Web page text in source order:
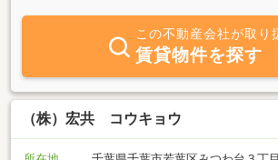
などのご相談も承っております。
この不動産会社が取り
賃貸物件を探す
（株）宏共 コウキョウ